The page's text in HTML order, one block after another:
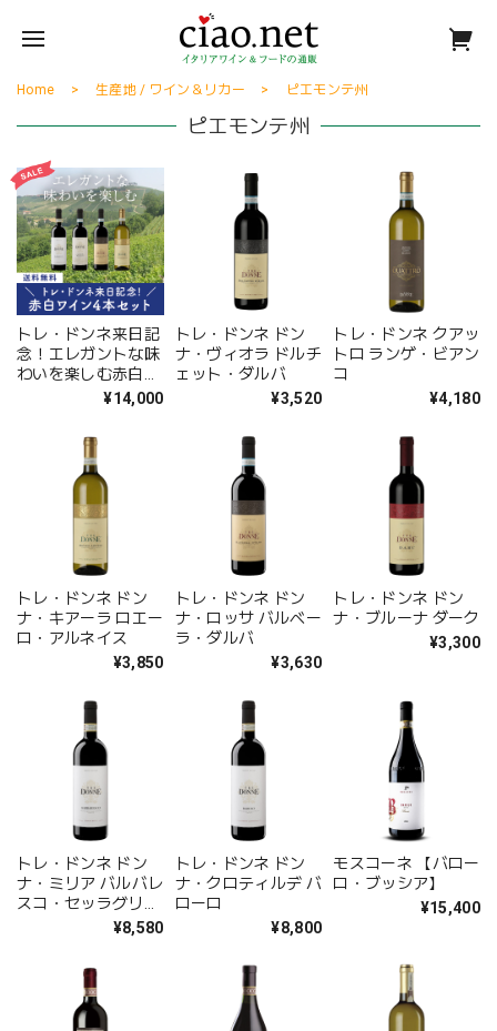
Home 生産地 / ワイン＆リカー ピエモンテ州
ピエモンテ州
トレ・ドンネ来日記
念！エレガントな味
わいを楽しむ赤白ミ
ックスワイン4本セ
料無料〉(B704116)
¥14,000
トレ・ドンネ ドン
ナ・ヴィオラ ドルチ
ェット・ダルバ
¥3,520
トレ・ドンネ クアッ
トロ ランゲ・ビアン
コ
¥4,180
トレ・ドンネ ドン
ナ・キアーラ ロエー
ロ・アルネイス
¥3,850
トレ・ドンネ ドン
ナ・ロッサ バルベー
ラ・ダルバ
¥3,630
トレ・ドンネ ドン
ナ・ブルーナ ダーク
¥3,300
トレ・ドンネ ドン
ナ・ミリア バルバレ
スコ・セッラグリッ
¥8,580
トレ・ドンネ ドン
ナ・クロティルデ バ
ローロ
¥8,800
モスコーネ 【バロー
ロ・ブッシア】
¥15,400